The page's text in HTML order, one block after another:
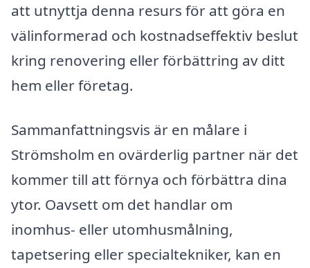
att utnyttja denna resurs för att göra en
välinformerad och kostnadseffektiv beslut
kring renovering eller förbättring av ditt
hem eller företag.
Sammanfattningsvis är en målare i
Strömsholm en ovärderlig partner när det
kommer till att förnya och förbättra dina
ytor. Oavsett om det handlar om
inomhus- eller utomhusmålning,
tapetsering eller specialtekniker, kan en